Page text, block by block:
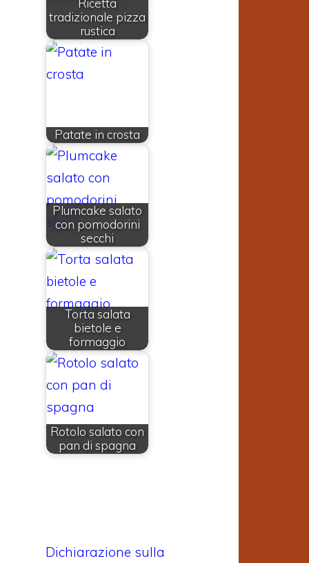
Ricetta
tradizionale pizza
rustica
Patate in crosta
Plumcake salato
con pomodorini
secchi
Torta salata
bietole e
formaggio
Rotolo salato con
pan di spagna
Dichiarazione sulla